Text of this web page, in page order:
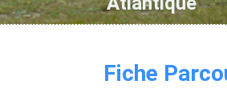
Fiche